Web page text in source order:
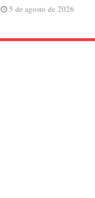
5 de agosto de 2026